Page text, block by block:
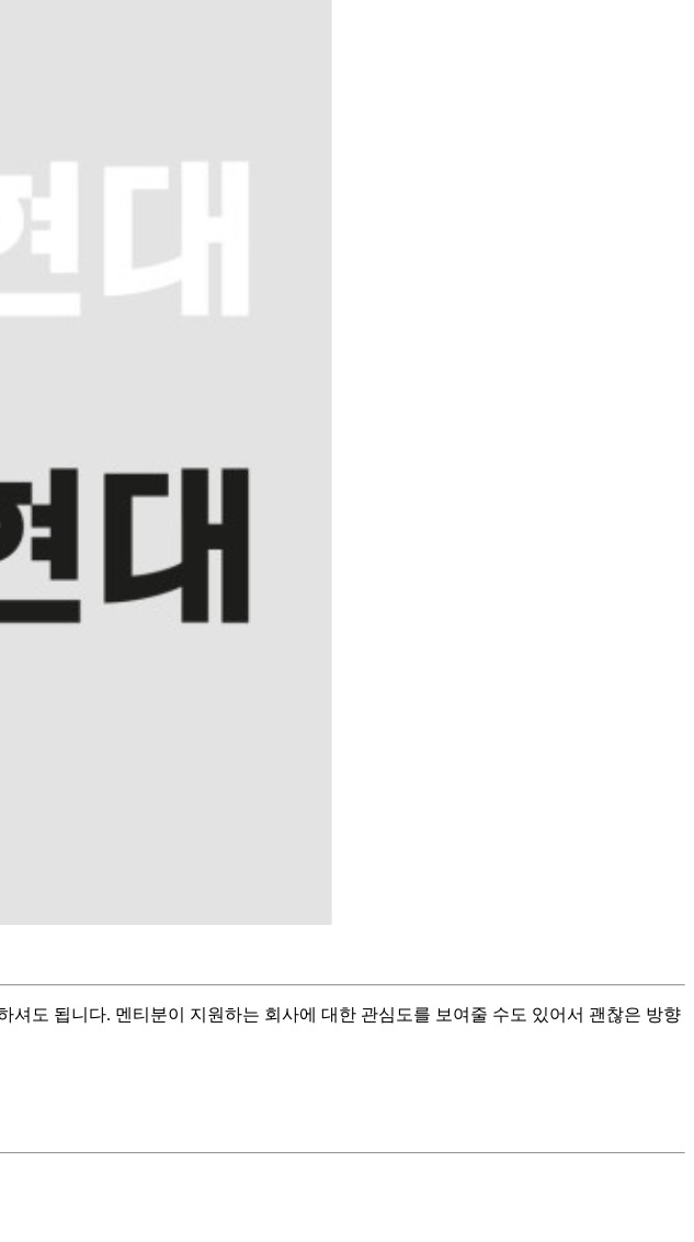
도 됩니다. 멘티분이 지원하는 회사에 대한 관심도를 보여줄 수도 있어서 괜찮은 방향